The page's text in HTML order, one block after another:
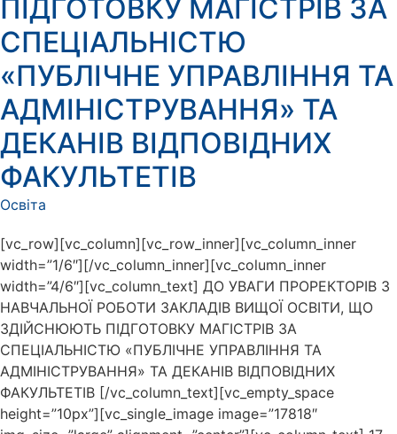
ПІДГОТОВКУ МАГІСТРІВ ЗА
СПЕЦІАЛЬНІСТЮ
«ПУБЛІЧНЕ УПРАВЛІННЯ ТА
АДМІНІСТРУВАННЯ» ТА
ДЕКАНІВ ВІДПОВІДНИХ
ФАКУЛЬТЕТІВ
Освіта
[vc_row][vc_column][vc_row_inner][vc_column_inner
width=”1/6″][/vc_column_inner][vc_column_inner
width=”4/6″][vc_column_text] ДО УВАГИ ПРОРЕКТОРІВ З
НАВЧАЛЬНОЇ РОБОТИ ЗАКЛАДІВ ВИЩОЇ ОСВІТИ, ЩО
ЗДІЙСНЮЮТЬ ПІДГОТОВКУ МАГІСТРІВ ЗА
СПЕЦІАЛЬНІСТЮ «ПУБЛІЧНЕ УПРАВЛІННЯ ТА
АДМІНІСТРУВАННЯ» ТА ДЕКАНІВ ВІДПОВІДНИХ
ФАКУЛЬТЕТІВ [/vc_column_text][vc_empty_space
height=”10px”][vc_single_image image=”17818″